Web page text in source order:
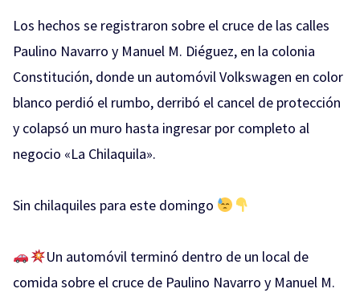
Los hechos se registraron sobre el cruce de las calles
Paulino Navarro y Manuel M. Diéguez, en la colonia
Constitución, donde un automóvil Volkswagen en color
blanco perdió el rumbo, derribó el cancel de protección
y colapsó un muro hasta ingresar por completo al
negocio «La Chilaquila».
Sin chilaquiles para este domingo
Un automóvil terminó dentro de un local de
comida sobre el cruce de Paulino Navarro y Manuel M.